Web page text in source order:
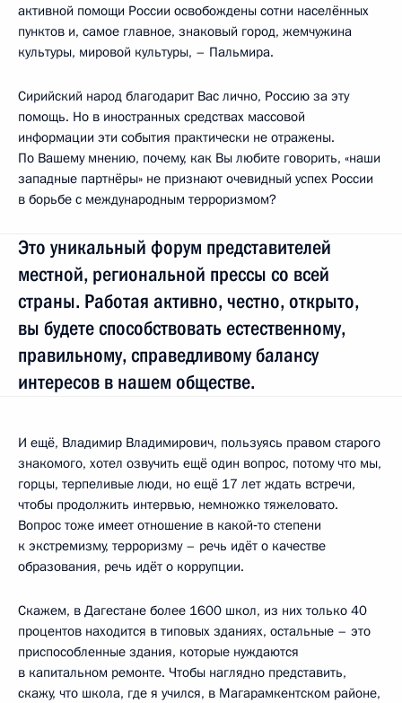
активной помощи России освобождены сотни населённых
пунктов и, самое главное, знаковый город, жемчужина
культуры, мировой культуры, – Пальмира.
Сирийский народ благодарит Вас лично, Россию за эту
помощь. Но в иностранных средствах массовой
информации эти события практически не отражены.
По Вашему мнению, почему, как Вы любите говорить, «наши
западные партнёры» не признают очевидный успех России
в борьбе с международным терроризмом?
Это уникальный форум представителей
местной, региональной прессы со всей
страны. Работая активно, честно, открыто,
вы будете способствовать естественному,
правильному, справедливому балансу
интересов в нашем обществе.
И ещё, Владимир Владимирович, пользуясь правом старого
знакомого, хотел озвучить ещё один вопрос, потому что мы,
горцы, терпеливые люди, но ещё 17 лет ждать встречи,
чтобы продолжить интервью, немножко тяжеловато.
Вопрос тоже имеет отношение в какой‑то степени
к экстремизму, терроризму – речь идёт о качестве
образования, речь идёт о коррупции.
Скажем, в Дагестане более 1600 школ, из них только 40
процентов находится в типовых зданиях, остальные – это
приспособленные здания, которые нуждаются
в капитальном ремонте. Чтобы наглядно представить,
скажу, что школа, где я учился, в Магарамкентском районе,